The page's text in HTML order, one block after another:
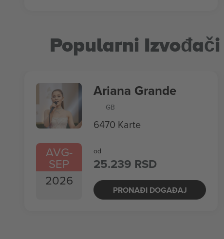
Popularni Izvođači
AVG-
SEP
2026
Ariana Grande
GB
6470 Karte
od
25.239 RSD
PRONAĐI DOGAĐAJ